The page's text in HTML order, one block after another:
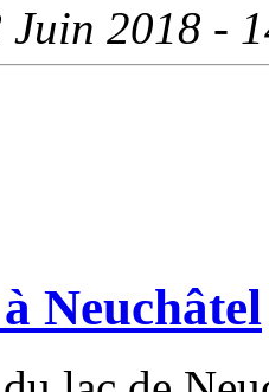
Juin 2018 -
Neuchâtel